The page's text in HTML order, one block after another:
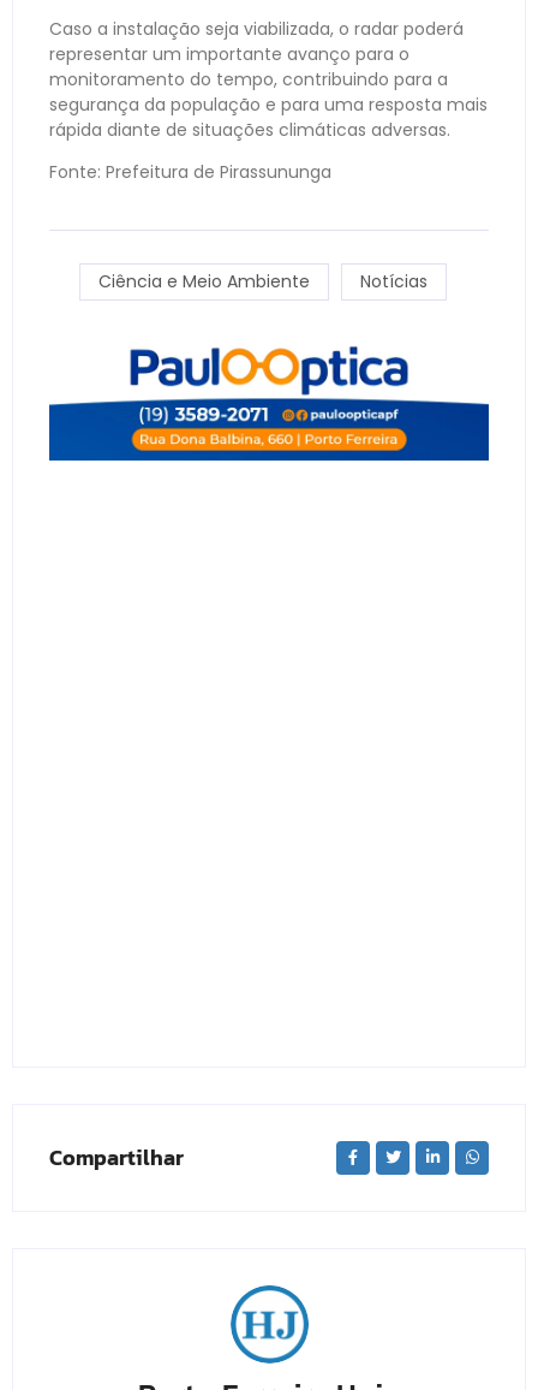
Caso a instalação seja viabilizada, o radar poderá
representar um importante avanço para o
monitoramento do tempo, contribuindo para a
segurança da população e para uma resposta mais
rápida diante de situações climáticas adversas.
Fonte: Prefeitura de Pirassununga
Ciência e Meio Ambiente Notícias
Compartilhar